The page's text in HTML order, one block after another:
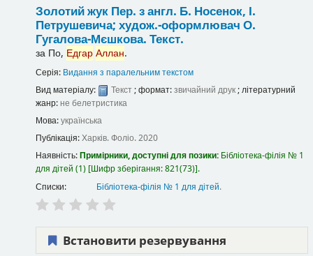
Золотий жук Пер. з англ. Б. Носенок, І.
Петрушевича; худож.-оформлювач О.
Гугалова-Мєшкова. Текст.
за По, Едгар Аллан.
Серія: Видання з паралельним текстом
Вид матеріалу:
Текст; формат:звичайний друк; літературний
жанр: не белетристика
Мова:українська
Публікація:Харків.Фоліо.2020
Наявність:Примірники, доступні для позики: Бібліотека-філія № 1
для дітей (1) Шифр зберігання:821(73) .
Списки:
Бібліотека-філія № 1 для дітей.
Встановити резервування